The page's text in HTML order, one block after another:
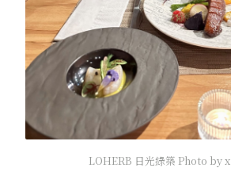
LOHERB 日光綠築 Photo by